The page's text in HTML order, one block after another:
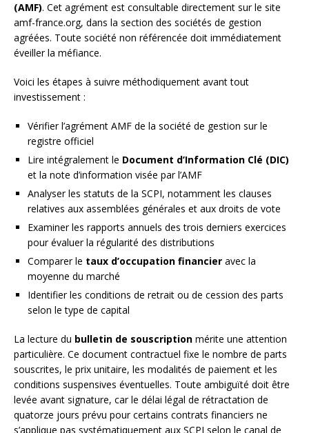
(AMF). Cet agrément est consultable directement sur le site
amf-france.org, dans la section des sociétés de gestion
agréées. Toute société non référencée doit immédiatement
éveiller la méfiance.
Voici les étapes à suivre méthodiquement avant tout
investissement :
Vérifier l’agrément AMF de la société de gestion sur le
registre officiel
Lire intégralement le Document d’Information Clé (DIC)
et la note d’information visée par l’AMF
Analyser les statuts de la SCPI, notamment les clauses
relatives aux assemblées générales et aux droits de vote
Examiner les rapports annuels des trois derniers exercices
pour évaluer la régularité des distributions
Comparer le taux d’occupation financier avec la
moyenne du marché
Identifier les conditions de retrait ou de cession des parts
selon le type de capital
La lecture du bulletin de souscription mérite une attention
particulière. Ce document contractuel fixe le nombre de parts
souscrites, le prix unitaire, les modalités de paiement et les
conditions suspensives éventuelles. Toute ambiguïté doit être
levée avant signature, car le délai légal de rétractation de
quatorze jours prévu pour certains contrats financiers ne
s’applique pas systématiquement aux SCPI selon le canal de